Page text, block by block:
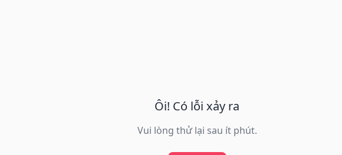
Ôi! Có lỗi xảy ra
Vui lòng thử lại sau ít phút.